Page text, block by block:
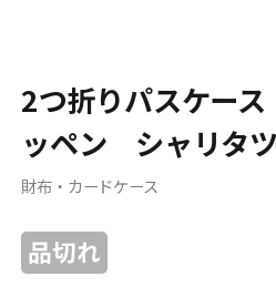
2つ折りパスケー
ッペン シャリタツ
財布・カードケース
品切れ